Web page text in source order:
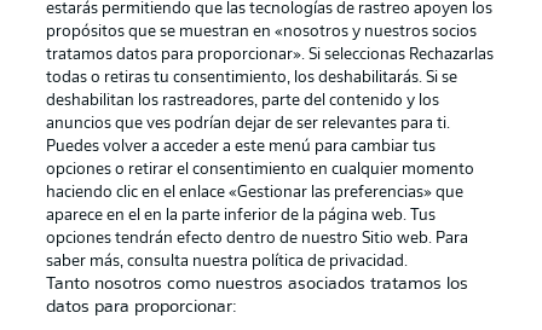
Publicidad Aviso legal
Gestionar las preferencias Declaracion de privacidad
Canales Trabajos
Jugadores Condiciones de uso
Sello Editorial Contacto
estarás permitiendo que las tecnologías de rastreo apoyen los
propósitos que se muestran en «nosotros y nuestros socios
tratamos datos para proporcionar». Si seleccionas Rechazarlas
todas o retiras tu consentimiento, los deshabilitarás. Si se
deshabilitan los rastreadores, parte del contenido y los
anuncios que ves podrían dejar de ser relevantes para ti.
Puedes volver a acceder a este menú para cambiar tus
opciones o retirar el consentimiento en cualquier momento
haciendo clic en el enlace «Gestionar las preferencias» que
aparece en el en la parte inferior de la página web. Tus
opciones tendrán efecto dentro de nuestro Sitio web. Para
saber más, consulta nuestra política de privacidad.
Tanto nosotros como nuestros asociados tratamos los
datos para proporcionar: